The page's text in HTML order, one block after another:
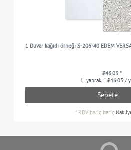
1 Duvar kağıdı örneği S-206-40 EDEM
₺46,03 *
1 yaprak | ₺46,03 /
Sepete
* KDV hariç hariç